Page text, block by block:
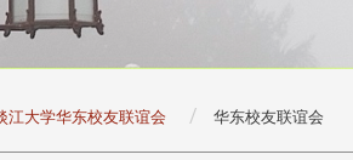
江大学华东校友联谊会 华东校友联谊会